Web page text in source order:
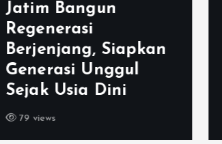
Jatim Bangun
Regenerasi
Berjenjang, Siapkan
Generasi Unggul
Sejak Usia Dini
79 views